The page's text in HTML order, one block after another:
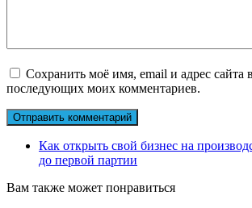
Сохранить моё имя, email и адрес сайта
последующих моих комментариев.
Как открыть свой бизнес на
до первой партии
Вам также может понравиться